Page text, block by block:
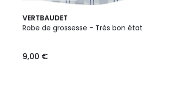
VERTBAUDET
Robe de grossesse - Très bon état
€.
9,00 €